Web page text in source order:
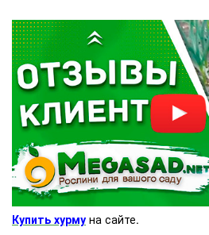
Купить хурму на сайте.